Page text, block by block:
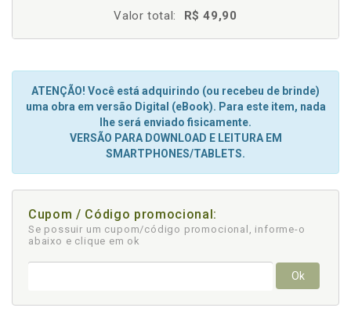
Valor total: R$ 49,90
ATENÇÃO! Você está adquirindo (ou recebeu de brinde)
uma obra em versão Digital (eBook). Para este item, nada
lhe será enviado fisicamente.
VERSÃO PARA DOWNLOAD E LEITURA EM
SMARTPHONES/TABLETS.
Cupom / Código promocional:
Se possuir um cupom/código promocional, informe-o
abaixo e clique em ok
Ok